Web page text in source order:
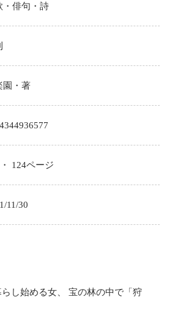
・俳句・詩
園 ・著
124ページ
11/30
し始める女、 宝の林の中で「狩